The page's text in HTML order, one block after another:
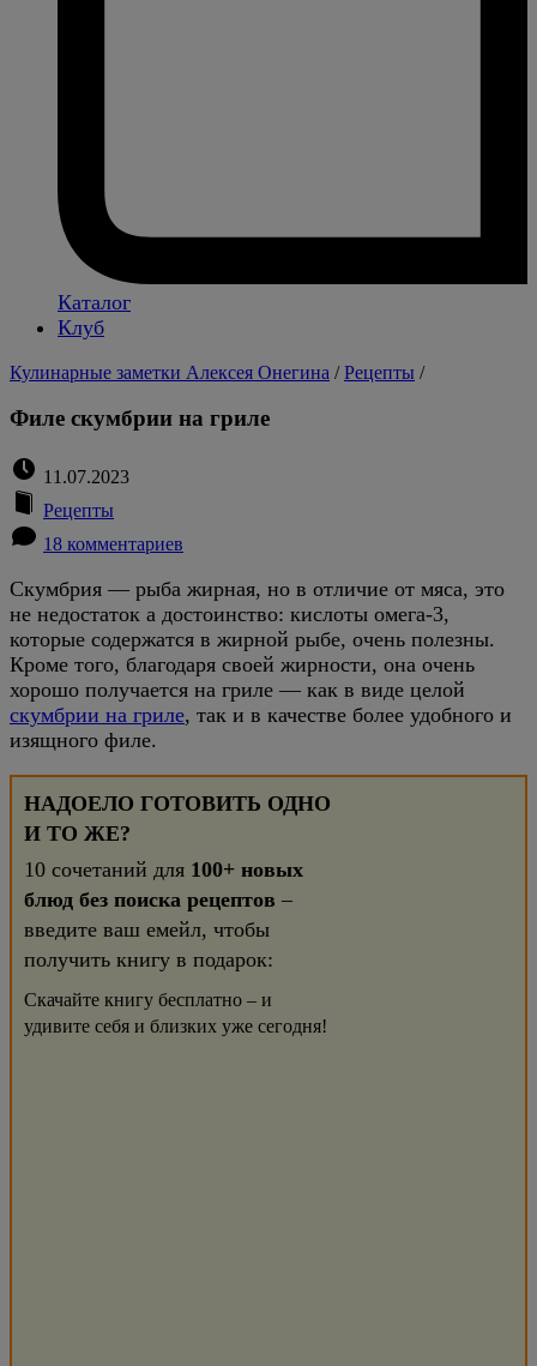
Каталог
Клуб
Кулинарные заметки Алексея Онегина /Рецепты /
Филе скумбрии на гриле
11.07.2023
Рецепты
18 комментариев
Скумбрия — рыба жирная, но в отличие от мяса, это
не недостаток а достоинство: кислоты омега-3,
которые содержатся в жирной рыбе, очень полезны.
Кроме того, благодаря своей жирности, она очень
хорошо получается на гриле — как в виде целой
скумбрии на гриле, так и в качестве более удобного и
изящного филе.
НАДОЕЛО ГОТОВИТЬ ОДНО
И ТО ЖЕ?
10 сочетаний для 100+ новых
блюд без поиска рецептов –
введите ваш емейл, чтобы
получить книгу в подарок:
Скачайте книгу бесплатно – и
удивите себя и близких уже сегодня!